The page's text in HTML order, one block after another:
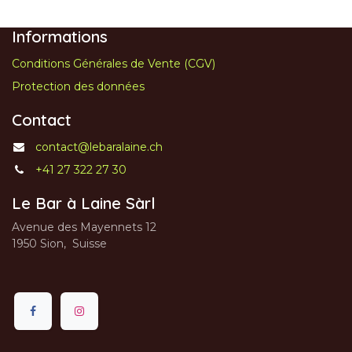
Informations
Conditions Générales de Vente (CGV)
Protection des données
Contact
contact@lebaralaine.ch
+41 27 322 27 30
Le Bar à Laine Sàrl
Avenue des Mayennets 12
1950 Sion, Suisse